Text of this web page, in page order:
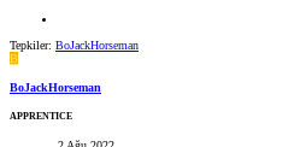
Tepkiler: BoJackHorseman
B
BoJackHorseman
APPRENTICE